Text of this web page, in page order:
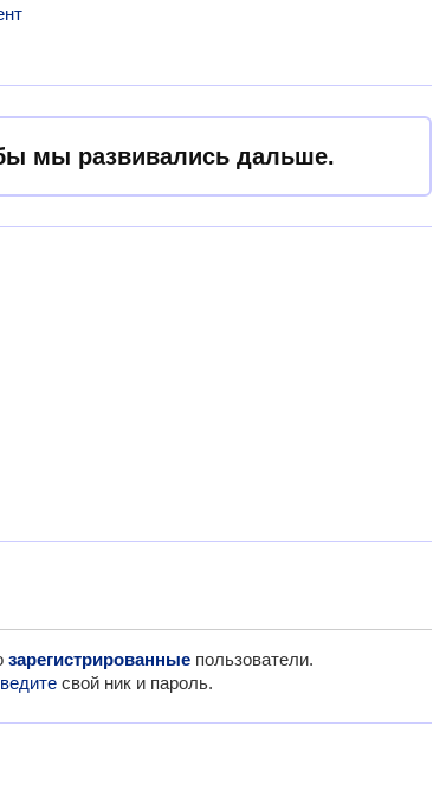
мы развивались дальше.
зарегистрированные пользователи.
свой ник и пароль.